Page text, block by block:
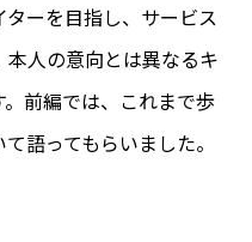
ーを目指し、サービス
人の意向とは異なるキ
前編では、これまで歩
語ってもらいました。